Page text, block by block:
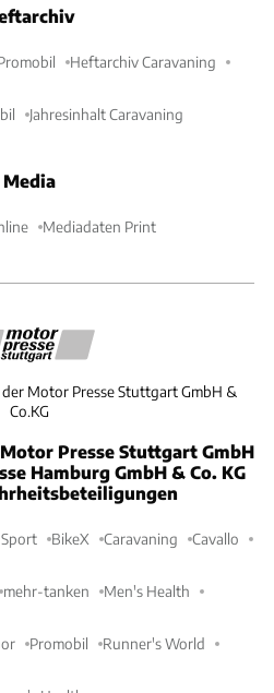
Heftarchiv Caravaning
Jahresinhalt Caravaning
Media
Mediadaten Print
Motor Presse Stuttgart GmbH &
Co.KG
Presse Stuttgart GmbH
Hamburg GmbH & Co. KG
BikeX Caravaning Cavallo
mehr-tanken Men's Health
Promobil Runner's World